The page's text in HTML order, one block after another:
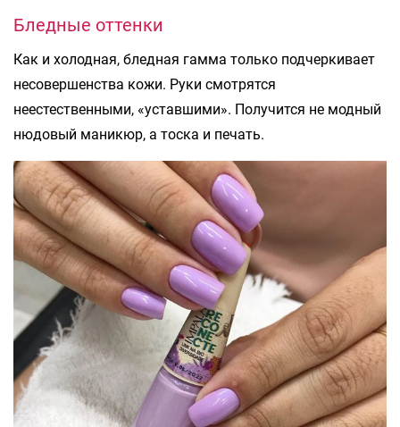
Бледные оттенки
Как и холодная, бледная гамма только подчеркивает
несовершенства кожи. Руки смотрятся
неестественными, «уставшими». Получится не модный
нюдовый маникюр, а тоска и печать.